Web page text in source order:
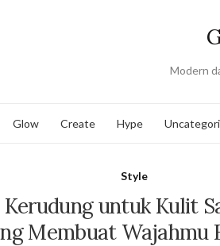
Modern
Glow Create Hype
Style
Kerudung untuk Kulit
Membuat Wajahmu